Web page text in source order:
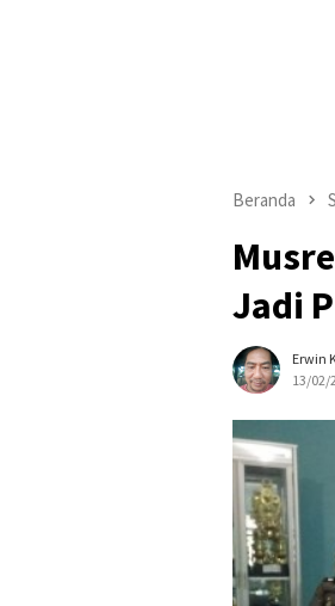
Beranda
Jadi
Erwin
13/02/